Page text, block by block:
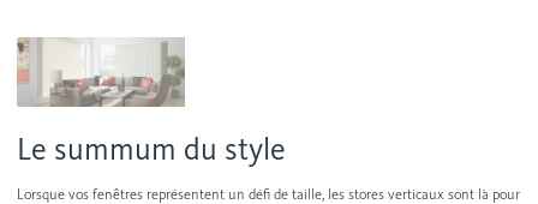
Stores automatisés
Stores alvéolés
Stores à enrouleur
Stores à bandes
Blogue
Galerie d'inspiration
Comment ça marche
Devenir un détaillant
Le summum du style
Lorsque vos fenêtres représentent un défi de taille, les stores verticaux sont là pour